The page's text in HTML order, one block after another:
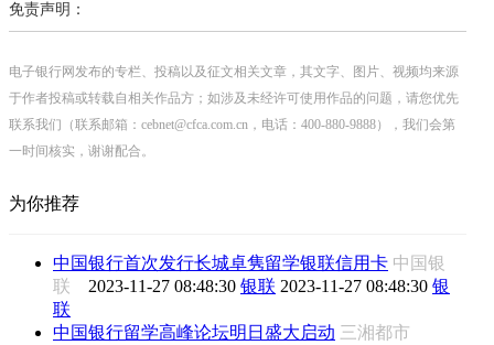
免责声明：
电子银行网发布的专栏、投稿以及征文相关文章，其文字、图片、视频均来源
于作者投稿或转载自相关作品方；如涉及未经许可使用作品的问题，请您优先
联系我们（联系邮箱：cebnet@cfca.com.cn，电话：400-880-9888），我们会第
一时间核实，谢谢配合。
为你推荐
中国银行首次发行长城卓隽留学银联信用卡 中国银
联 2023-11-27 08:48:30 银联 2023-11-27 08:48:30 银
联
中国银行留学高峰论坛明日盛大启动 三湘都市